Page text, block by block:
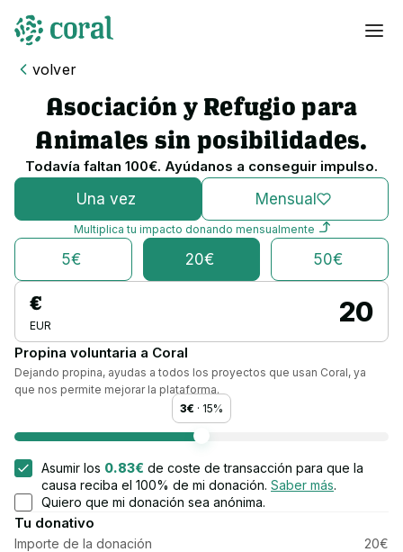
volver
Asociación y Refugio para
Animales sin posibilidades.
Todavía faltan 100€. Ayúdanos a conseguir impulso.
Una vez Mensual
Multiplica tu impacto donando mensualmente
5€ 20€ 50€
€
EUR
Propina voluntaria a Coral
Dejando propina, ayudas a todos los proyectos que usan Coral, ya
que nos permite mejorar la plataforma.
3€ · 15%
Asumir los 0.83€ de coste de transacción para que la
causa reciba el 100% de mi donación. Saber más.
Quiero que mi donación sea anónima.
Tu donativo
Importe de la donación
20€